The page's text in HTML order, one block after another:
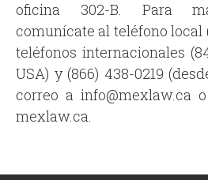
oficina 302-B. Para
comunícate al teléfono local
teléfonos internacionales
USA) y (866) 438-0219
correo a info@mexlaw.ca
mexlaw.ca.